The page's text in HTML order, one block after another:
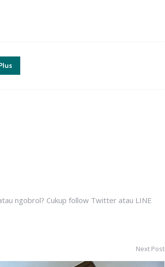
ngobrol? Cukup follow Twitter atau LINE
Next Post